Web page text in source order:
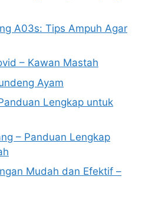
A03s: Tips Ampuh Agar
– Kawan Mastah
Ayam
Lengkap untuk
– Panduan Lengkap
Mudah dan Efektif –